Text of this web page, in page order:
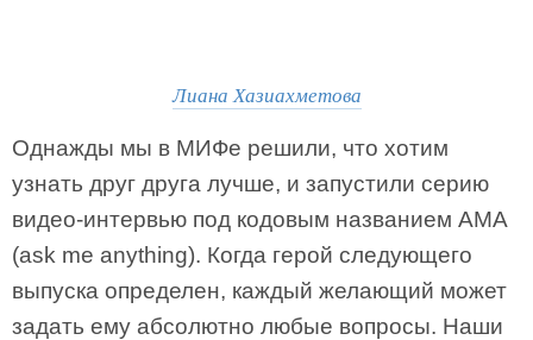
Лиана Хазиахметова
Однажды мы в МИФе решили, что хотим
узнать друг друга лучше, и запустили серию
видео-интервью под кодовым названием AMA
(ask me anything). Когда герой следующего
выпуска определен, каждый желающий может
задать ему абсолютно любые вопросы. Наши